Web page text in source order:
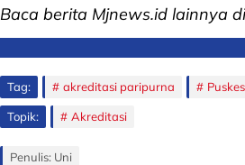
Baca berita Mjnews.id lainnya
Tag: akreditasi paripurna
Topik: Akreditasi
Penulis: Uni